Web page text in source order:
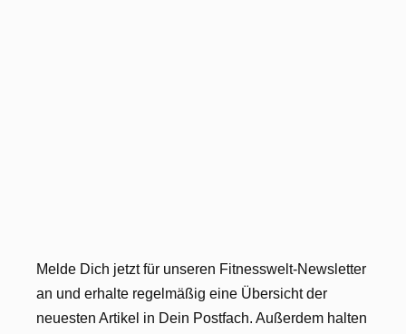
Melde Dich jetzt für unseren Fitnesswelt-Newsletter
an und erhalte regelmäßig eine Übersicht der
neuesten Artikel in Dein Postfach. Außerdem halten